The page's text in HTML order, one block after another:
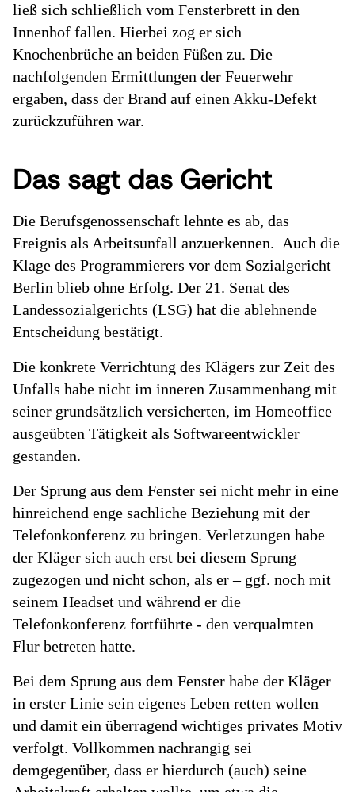
ließ sich schließlich vom Fensterbrett in den
Innenhof fallen. Hierbei zog er sich
Knochenbrüche an beiden Füßen zu. Die
nachfolgenden Ermittlungen der Feuerwehr
ergaben, dass der Brand auf einen Akku-Defekt
zurückzuführen war.
Das sagt das Gericht
Die Berufsgenossenschaft lehnte es ab, das
Ereignis als Arbeitsunfall anzuerkennen. Auch die
Klage des Programmierers vor dem Sozialgericht
Berlin blieb ohne Erfolg. Der 21. Senat des
Landessozialgerichts (LSG) hat die ablehnende
Entscheidung bestätigt.
Die konkrete Verrichtung des Klägers zur Zeit des
Unfalls habe nicht im inneren Zusammenhang mit
seiner grundsätzlich versicherten, im Homeoffice
ausgeübten Tätigkeit als Softwareentwickler
gestanden.
Der Sprung aus dem Fenster sei nicht mehr in eine
hinreichend enge sachliche Beziehung mit der
Telefonkonferenz zu bringen. Verletzungen habe
der Kläger sich auch erst bei diesem Sprung
zugezogen und nicht schon, als er – ggf. noch mit
seinem Headset und während er die
Telefonkonferenz fortführte - den verqualmten
Flur betreten hatte.
Bei dem Sprung aus dem Fenster habe der Kläger
in erster Linie sein eigenes Leben retten wollen
und damit ein überragend wichtiges privates Motiv
verfolgt. Vollkommen nachrangig sei
demgegenüber, dass er hierdurch (auch) seine